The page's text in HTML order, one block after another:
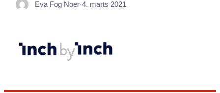
Eva Fog Noer·4. marts 2021